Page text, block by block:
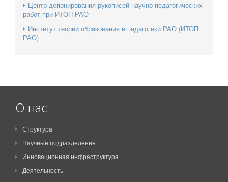
Центр депонирования рукописей научно-педагогических
работ при ИТОП РАО
Институт теории образования и педагогики РАО (ИТОП
РАО)
О нас
Структура
Научные подразделения
Инновационная инфраструктура
Деятельность